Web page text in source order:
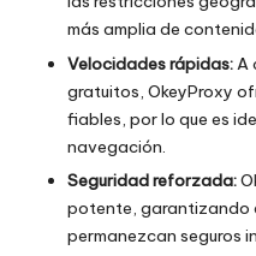
más amplia de
Velocidades rápidas: A
gratuitos, OkeyProxy
fiables, por lo que es
navegación.
Seguridad reforzada:
potente, garantizando
permanezcan seguros